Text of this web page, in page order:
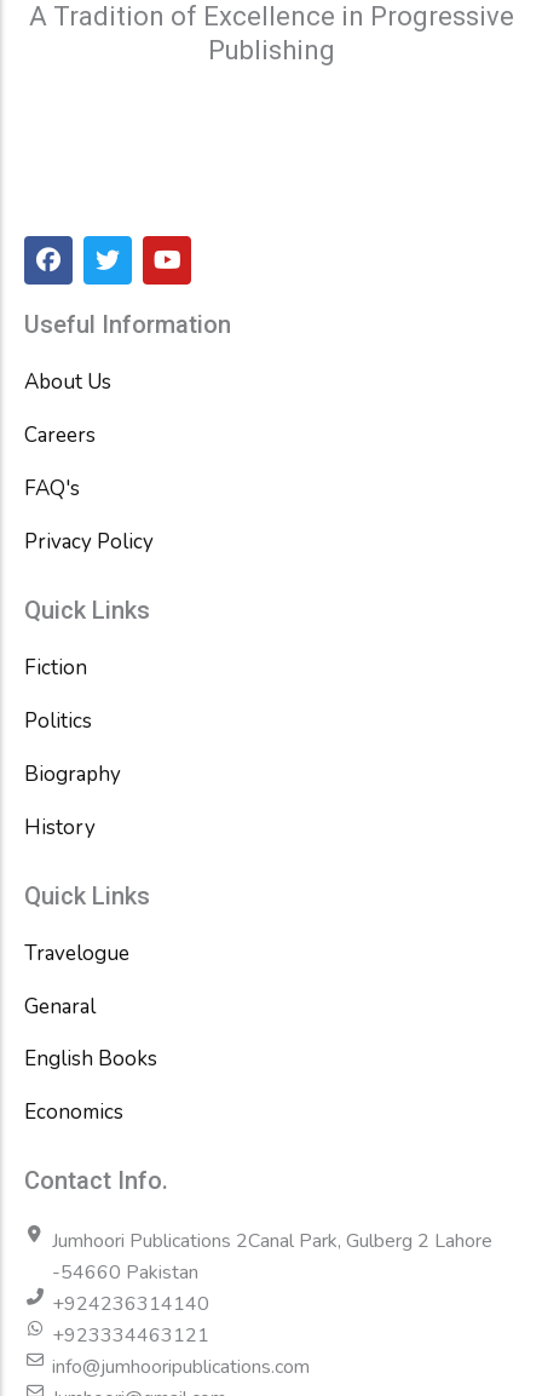
A Tradition of Excellence in Progressive
Publishing
F
a
e
o
T
w
t
r
Y
o
t
Useful Information
About Us
Careers
FAQ's
Privacy Policy
Quick Links
Fiction
Politics
Biography
History
Quick Links
Travelogue
Genaral
English Books
Economics
Contact Info.
Jumhoori Publications 2Canal Park, Gulberg 2 Lahore
-54660 Pakistan
+924236314140
+923334463121
info@jumhooripublications.com